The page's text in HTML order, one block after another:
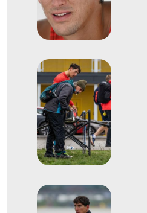
Evezős-
Evezős Egypárevezős (1x)
2024
Evezős Európa-